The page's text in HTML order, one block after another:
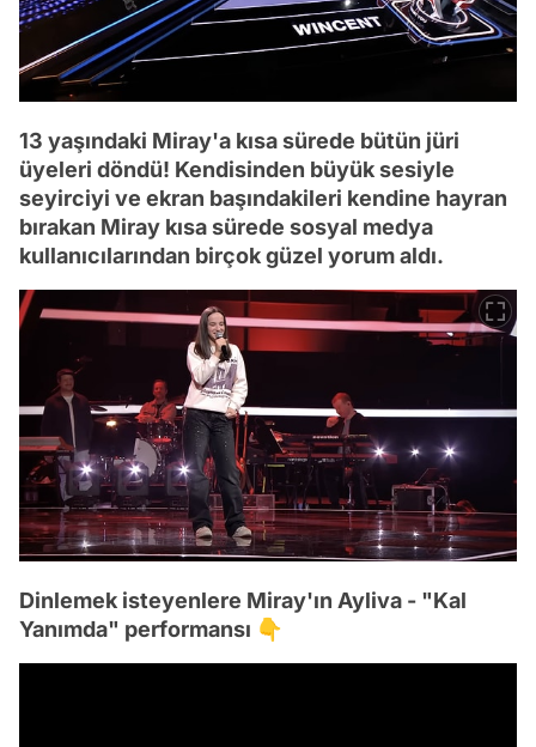
13 yaşındaki Miray'a kısa sürede bütün jüri
üyeleri döndü! Kendisinden büyük sesiyle
seyirciyi ve ekran başındakileri kendine hayran
bırakan Miray kısa sürede sosyal medya
kullanıcılarından birçok güzel yorum aldı.
Dinlemek isteyenlere Miray'ın Ayliva - "Kal
Yanımda" performansı 👇